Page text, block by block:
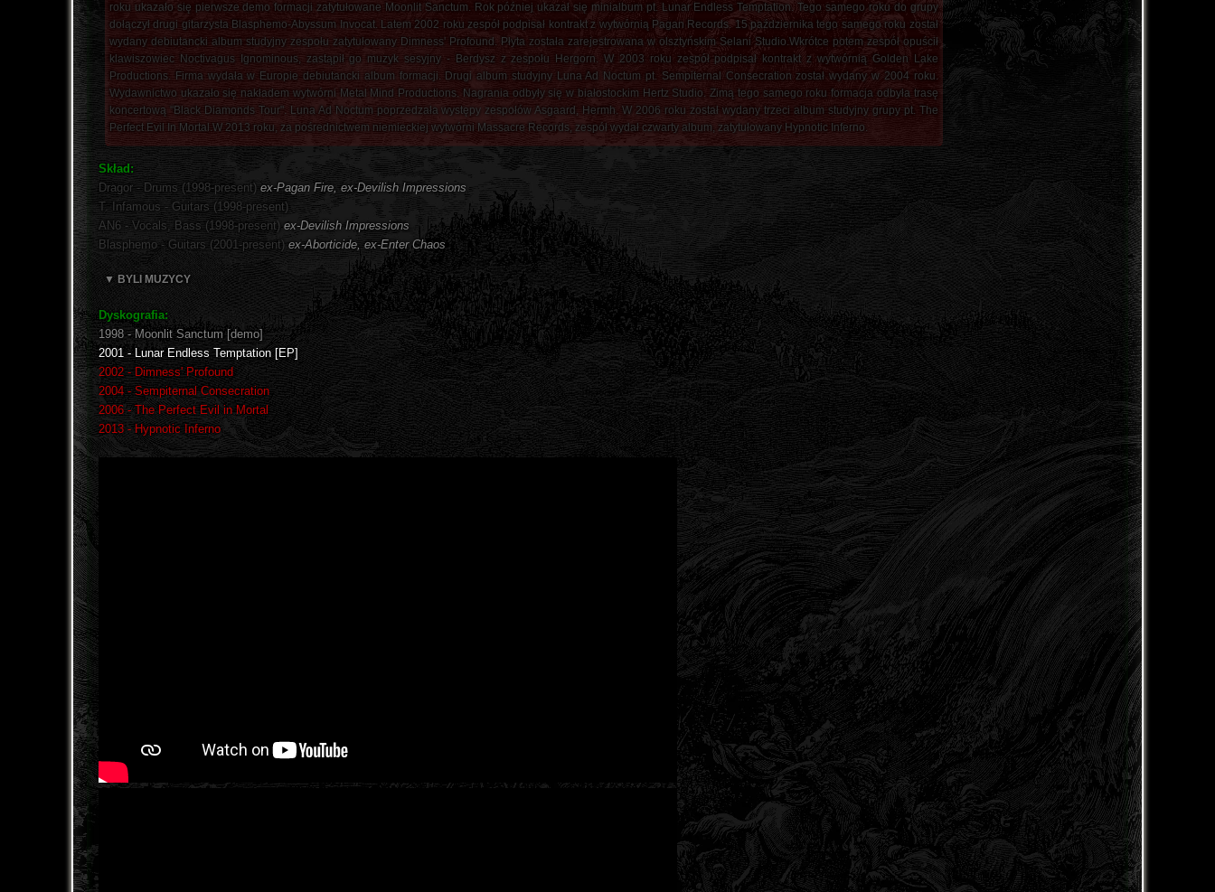
roku ukazało się pierwsze demo formacji zatytułowane Moonlit Sanctum. Rok później ukazał się minialbum pt. Lunar Endless Temptation. Tego samego roku do grupy
dołączył drugi gitarzysta Blasphemo-Abyssum Invocat. Latem 2002 roku zespół podpisał kontrakt z wytwórnią Pagan Records. 15 października tego samego roku został
wydany debiutancki album studyjny zespołu zatytułowany Dimness' Profound. Płyta została zarejestrowana w olsztyńskim Selani Studio.Wkrótce potem zespół opuścił
klawiszowiec Noctivagus Ignominous, zastąpił go muzyk sesyjny - Berdysz z zespołu Hergorn. W 2003 roku zespół podpisał kontrakt z wytwórnią Golden Lake
Productions. Firma wydała w Europie debiutancki album formacji. Drugi album studyjny Luna Ad Noctum pt. Sempiternal Consecration został wydany w 2004 roku.
Wydawnictwo ukazało się nakładem wytwórni Metal Mind Productions. Nagrania odbyły się w białostockim Hertz Studio. Zimą tego samego roku formacja odbyła trasę
koncertową "Black Diamonds Tour". Luna Ad Noctum poprzedzała występy zespołów Asgaard, Hermh. W 2006 roku został wydany trzeci album studyjny grupy pt. The
Perfect Evil In Mortal.W 2013 roku, za pośrednictwem niemieckiej wytwórni Massacre Records, zespół wydał czwarty album, zatytułowany Hypnotic Inferno.
Skład:
Dragor - Drums (1998-present) ex-Pagan Fire, ex-Devilish Impressions
T. Infamous - Guitars (1998-present)
AN6 - Vocals, Bass (1998-present)ex-Devilish Impressions
Blasphemo - Guitars (2001-present) ex-Aborticide, ex-Enter Chaos
▼ BYLI MUZYCY
Dyskografia:
1998 - Moonlit Sanctum [demo]
2001 - Lunar Endless Temptation [EP]
2002 - Dimness' Profound
2004 - Sempiternal Consecration
2006 - The Perfect Evil in Mortal
2013 - Hypnotic Inferno